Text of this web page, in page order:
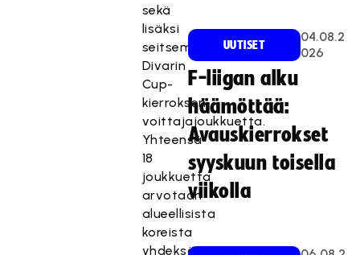
sekä
lisäksi
seitsemän
Divarin
Cup-
kierroksen
voittajajoukkuetta.
Yhteensä
18
joukkuetta
arvotaan
alueellisista
koreista
yhdeksään
UUTISET
04.08.2
026
F-liigan alku
häämöttää:
Avauskierrokset
syyskuun toisella
viikolla